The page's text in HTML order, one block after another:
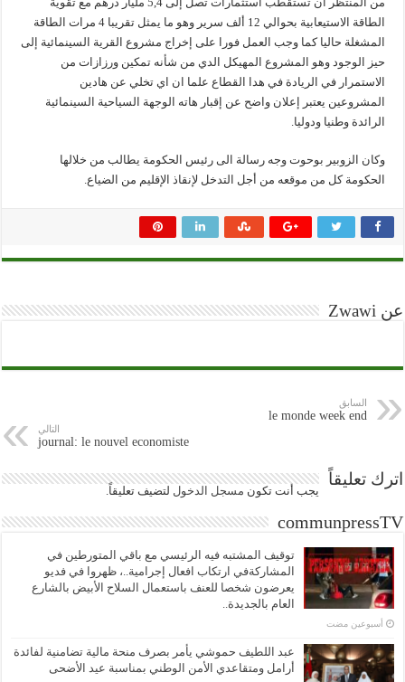
الطاقة الاستيعابية بحوالي 12 ألف سرير وهو ما يمثل تقريبا 4 مرات الطاقة
المشغلة حاليا كما وجب العمل فورا على إخراج مشروع القرية السينمائية إلى
حيز الوجود وهو المشروع المهيكل الدي من شأنه تمكين ورزازات من
الاستمرار في الريادة في هدا القطاع علما ان اي تخلي عن هادين
المشروعين يعتبر إعلان واضح عن إقبار هاته الوجهة السياحية السينمائية
الرائدة وطنيا ودوليا.
وكان الزوبير بوحوت وجه رسالة الى رئيس الحكومة يطالب من خلالها
الحكومة كل من موقعه من أجل التدخل لإنقاذ الإقليم من الضياع.
عن Zwawi
السابق
le monde week end
التالي
journal: le nouvel economiste
اترك تعليقاً
يجب أنت تكون مسجل الدخول لتضيف تعليقاً.
communpressTV
توقيف المشتبه فيه الرئيسي مع باقي المتورطين في
المشاركةفي ارتكاب افعال إجرامية..، ظهروا في فديو
يعرضون شخصا للعنف باستعمال السلاح الأبيض بالشارع
العام بالجديدة..
‏أسبوعين مضت
عبد اللطيف حموشي يأمر بصرف منحة مالية تضامنية لفائدة
أرامل ومتقاعدي الأمن الوطني بمناسبة عيد الأضحى